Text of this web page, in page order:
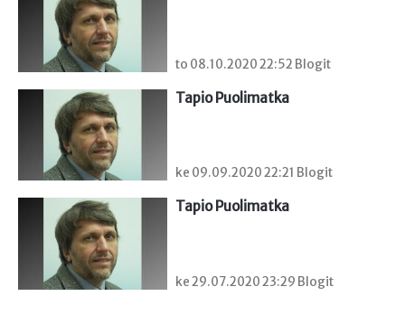
to 08.10.2020 22:52 Blogit
Tapio Puolimatka
ke 09.09.2020 22:21 Blogit
Tapio Puolimatka
ke 29.07.2020 23:29 Blogit